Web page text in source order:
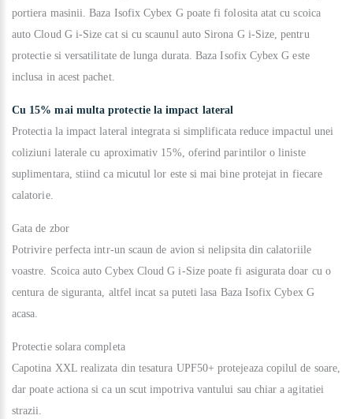
portiera masinii. Baza Isofix Cybex G poate fi folosita atat cu scoica
auto Cloud G i-Size cat si cu scaunul auto Sirona G i-Size, pentru
protectie si versatilitate de lunga durata. Baza Isofix Cybex G este
inclusa in acest pachet.
Cu 15% mai multa protectie la impact lateral
Protectia la impact lateral integrata si simplificata reduce impactul unei
coliziuni laterale cu aproximativ 15%, oferind parintilor o liniste
suplimentara, stiind ca micutul lor este si mai bine protejat in fiecare
calatorie.
Gata de zbor
Potrivire perfecta intr-un scaun de avion si nelipsita din calatoriile
voastre. Scoica auto Cybex Cloud G i-Size poate fi asigurata doar cu o
centura de siguranta, altfel incat sa puteti lasa Baza Isofix Cybex G
acasa.
Protectie solara completa
Capotina XXL realizata din tesatura UPF50+ protejeaza copilul de soare,
dar poate actiona si ca un scut impotriva vantului sau chiar a agitatiei
strazii.